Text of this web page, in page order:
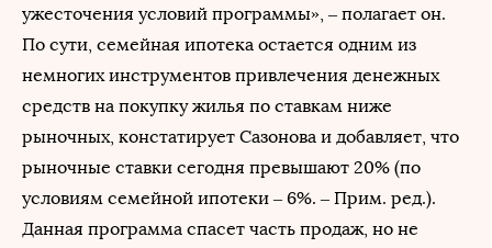
ужесточения условий программы», – полагает он.
По сути, семейная ипотека остается одним из
немногих инструментов привлечения денежных
средств на покупку жилья по ставкам ниже
рыночных, констатирует Сазонова и добавляет, что
рыночные ставки сегодня превышают 20% (по
условиям семейной ипотеки – 6%. – Прим. ред.).
Данная программа спасет часть продаж, но не